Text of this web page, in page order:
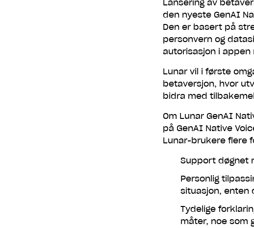
Lansering av
den nyeste GenAI
Den er basert på
personvern og
autorisasjon i appen
Lunar vil i første
betaversjon, hvor
bidra med
Om Lunar GenAI
på GenAI Native
Lunar-brukere flere
Support døgnet
Personlig
situasjon, enten
Tydelige
måter, noe som